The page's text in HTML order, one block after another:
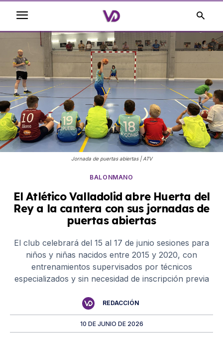
Jornada de puertas abiertas | ATV
BALONMANO
El Atlético Valladolid abre Huerta del
Rey a la cantera con sus jornadas de
puertas abiertas
El club celebrará del 15 al 17 de junio sesiones para
niños y niñas nacidos entre 2015 y 2020, con
entrenamientos supervisados por técnicos
especializados y sin necesidad de inscripción previa
REDACCIÓN
10 DE JUNIO DE 2026